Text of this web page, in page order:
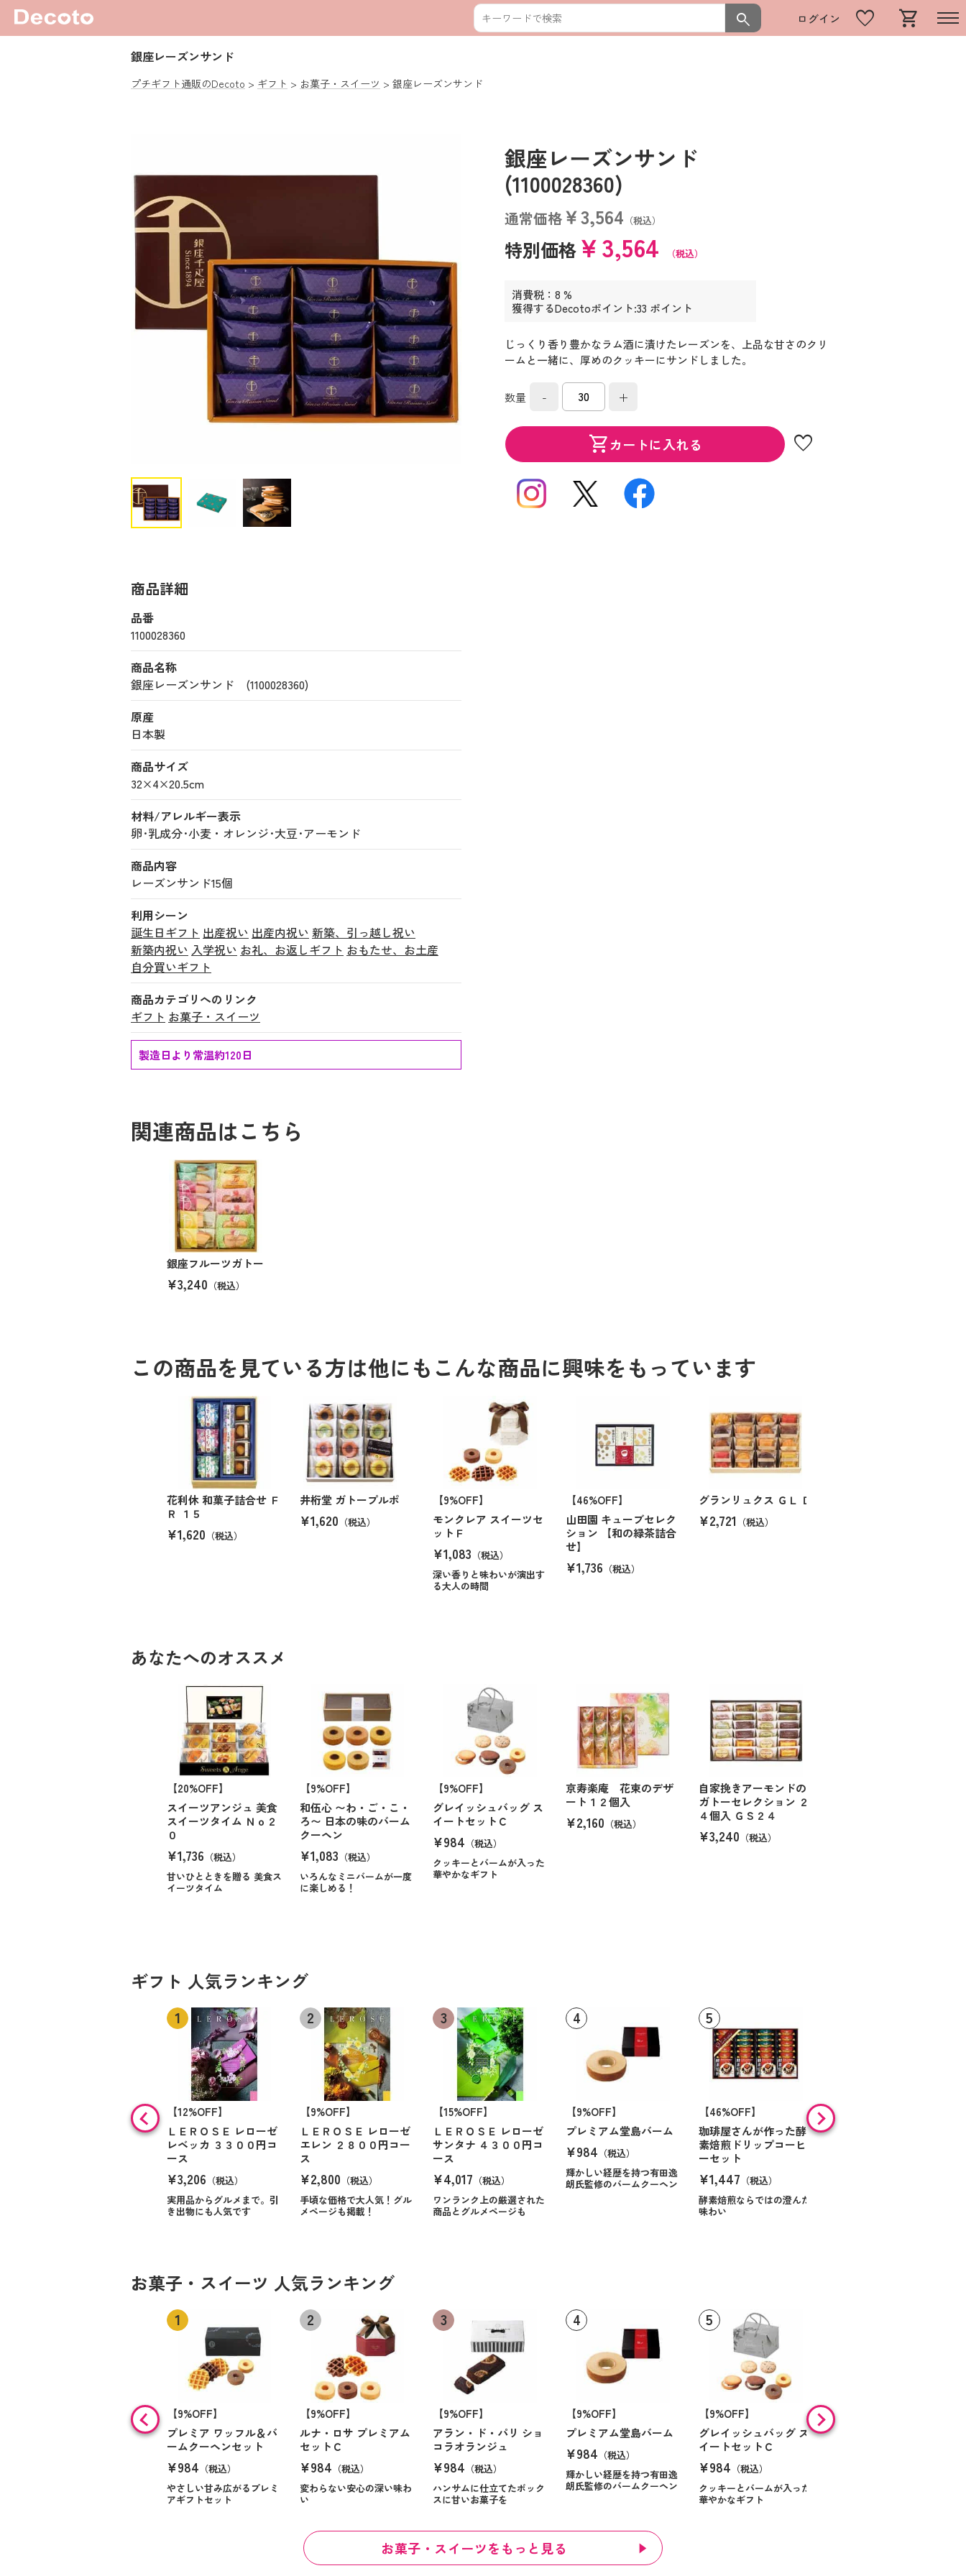
search ログイン favorite shopping_cart
銀座レーズンサンド
プチギフト通販のDecoto ギフト お菓子・スイーツ 銀座レーズンサンド
銀座レーズンサンド
(1100028360)
通常価格￥3,564 （税込）
特別価格￥3,564 （税込）
消費税：8 %
獲得するDecotoポイント:33 ポイント
じっくり香り豊かなラム酒に漬けたレーズンを、上品な甘さのクリ
ームと一緒に、厚めのクッキーにサンドしました。
数量 - +
shopping_cartカートに入れる favorite
商品詳細
品番
1100028360
商品名称
銀座レーズンサンド (1100028360)
原産
日本製
商品サイズ
32×4×20.5cm
材料/アレルギー表示
卵･乳成分･小麦・オレンジ･大豆･アーモンド
商品内容
レーズンサンド15個
利用シーン
誕生日ギフト 出産祝い 出産内祝い 新築、引っ越し祝い
新築内祝い 入学祝い お礼、お返しギフト おもたせ、お土産
自分買いギフト
商品カテゴリへのリンク
ギフト お菓子・スイーツ
製造日より常温約120日
関連商品はこちら
銀座フルーツガトー
¥3,240 （税込）
この商品を見ている方は他にもこんな商品に興味をもっています
花利休 和菓子詰合せ Ｆ
Ｒ １５
¥1,620 （税込）
井桁堂 ガトープルポ
¥1,620 （税込）
【9%OFF】
モンクレア スイーツセ
ットＦ
¥1,083 （税込）
深い香りと味わいが演出す
る大人の時間
【46%OFF】
山田園 キューブセレク
ション 【和の緑茶詰合
せ】
¥1,736 （税込）
グランリュクス ＧＬ Ｄ
¥2,721 （税込）
あなたへのオススメ
【20%OFF】
スイーツアンジュ 美食
スイーツタイム Ｎｏ２
０
¥1,736 （税込）
甘いひとときを贈る 美食ス
イーツタイム
【9%OFF】
和伍心 〜わ・ご・こ・
ろ〜 日本の味のバーム
クーヘン
¥1,083 （税込）
いろんなミニバームが一度
に楽しめる！
【9%OFF】
グレイッシュバッグ ス
イートセットＣ
¥984 （税込）
クッキーとバームが入った
華やかなギフト
京寿楽庵 花束のデザ
ート１２個入
¥2,160 （税込）
自家挽きアーモンドの
ガトーセレクション ２
４個入 ＧＳ２４
¥3,240 （税込）
ギフト 人気ランキング
【12%OFF】
ＬＥＲＯＳＥ レローゼ
レベッカ ３３００円コ
ース
¥3,206 （税込）
実用品からグルメまで。引
き出物にも人気です
【9%OFF】
ＬＥＲＯＳＥ レローゼ
エレン ２８００円コー
ス
¥2,800 （税込）
手頃な価格で大人気！グル
メページも掲載！
【15%OFF】
ＬＥＲＯＳＥ レローゼ
サンタナ ４３００円コ
ース
¥4,017 （税込）
ワンランク上の厳選された
商品とグルメページも
【9%OFF】
プレミアム堂島バーム
¥984 （税込）
輝かしい経歴を持つ有田逸
朗氏監修のバームクーヘン
【46%OFF】
珈琲屋さんが作った酵
素焙煎ドリップコーヒ
ーセット
¥1,447 （税込）
酵素焙煎ならではの澄んだ
味わい
【9%OFF】
アラン・ド・パリ ショ
お菓子・スイーツ 人気ランキング
【9%OFF】
プレミア ワッフル＆バ
ームクーヘンセット
¥984 （税込）
やさしい甘み広がるプレミ
アギフトセット
【9%OFF】
ルナ・ロサ プレミアム
セットＣ
¥984 （税込）
変わらない安心の深い味わ
い
【9%OFF】
アラン・ド・パリ ショ
コラオランジュ
¥984 （税込）
ハンサムに仕立てたボック
スに甘いお菓子を
【9%OFF】
プレミアム堂島バーム
¥984 （税込）
輝かしい経歴を持つ有田逸
朗氏監修のバームクーヘン
【9%OFF】
グレイッシュバッグ ス
イートセットＣ
¥984 （税込）
クッキーとバームが入った
華やかなギフト
【46%OFF】
ミル・ガトー スイーツ
お菓子・スイーツをもっと見る